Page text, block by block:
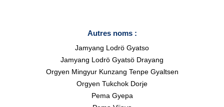
Autres noms :
Jamyang Lodrö Gyatso
Jamyang Lodrö Gyatsö Drayang
Orgyen Mingyur Kunzang Tenpe Gyaltsen
Orgyen Tukchok Dorje
Pema Gyepa